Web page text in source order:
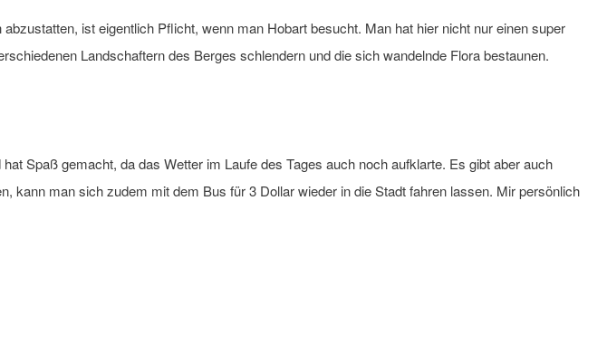
ist eigentlich Pflicht, wenn man Hobart besucht. Man hat hier nicht nur einen super
Landschaftern des Berges schlendern und die sich wandelnde Flora bestaunen.
Spaß gemacht, da das Wetter im Laufe des Tages auch noch aufklarte. Es gibt aber auch
kann man sich zudem mit dem Bus für 3 Dollar wieder in die Stadt fahren lassen. Mir persönlich